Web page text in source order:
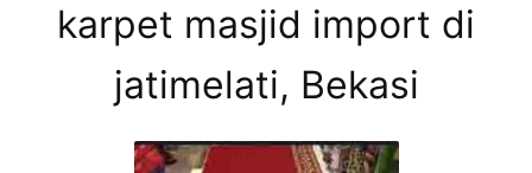
karpet masjid import di
jatimelati, Bekasi